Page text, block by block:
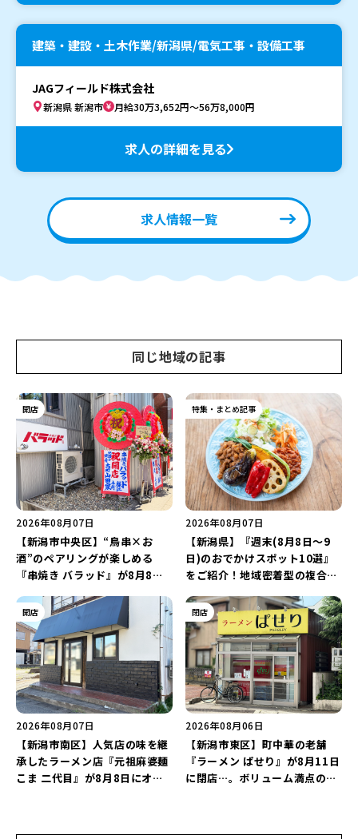
建築・建設・土木作業/新潟県/電気工事・設備工事
JAGフィールド株式会社
新潟県 新潟市 月給30万3,652円～56万8,000円
求人の詳細を見る
求人情報一覧
同じ地域の記事
開店
2026年08月07日
【新潟市中央区】“鳥串×お
酒”のペアリングが楽しめる
『串焼き バラッド』が8月8日
インアップ♪
特集・まとめ記事
2026年08月07日
【新潟県】『週末(8月8日～9
日)のおでかけスポット10選』
をご紹介！地域密着型の複合施
ナ丸大新潟のサマーフェスタ
2026」がおすすめ♪
開店
2026年08月07日
【新潟市南区】人気店の味を継
承したラーメン店『元祖麻婆麺
こま 二代目』が8月8日にオー
閉店
2026年08月06日
【新潟市東区】町中華の老舗
『ラーメン ぱせり』が8月11日
に閉店…。ボリューム満点の名